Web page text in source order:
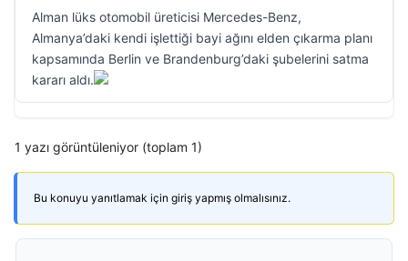
Alman lüks otomobil üreticisi Mercedes-Benz,
Almanya’daki kendi işlettiği bayi ağını elden çıkarma planı
kapsamında Berlin ve Brandenburg’daki şubelerini satma
kararı aldı.
1 yazı görüntüleniyor (toplam 1)
Bu konuyu yanıtlamak için giriş yapmış olmalısınız.